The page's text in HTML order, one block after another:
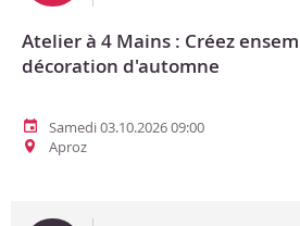
Atelier à 4 Mains : Créez
décoration d'automne
Samedi 03.10.2026 09:00
Aproz